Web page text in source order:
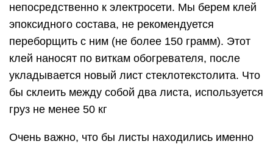
непосредственно к электросети. Мы берем клей
эпоксидного состава, не рекомендуется
переборщить с ним (не более 150 грамм). Этот
клей наносят по виткам обогревателя, после
укладывается новый лист стеклотекстолита. Что
бы склеить между собой два листа, используется
груз не менее 50 кг
Очень важно, что бы листы находились именно